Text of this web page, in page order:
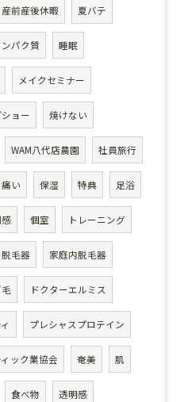
産前産後休暇 夏バテ
ンパク質 睡眠
メイクセミナー
ョー 焼けない
WAM八代店農園 社員旅行
痛い 保湿 特典 足浴
個室 トレーニング
脱毛器 家庭内脱毛器
ドクターエルミス
プレシャスプロテイン
ック業協会 奄美 肌
食べ物 透明感